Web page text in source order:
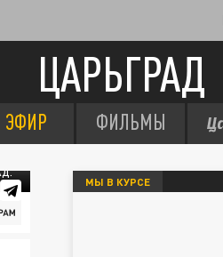
ЦАРЬГРАД
ЭФИР ФИЛЬМЫ
МЫ В КУРСЕ